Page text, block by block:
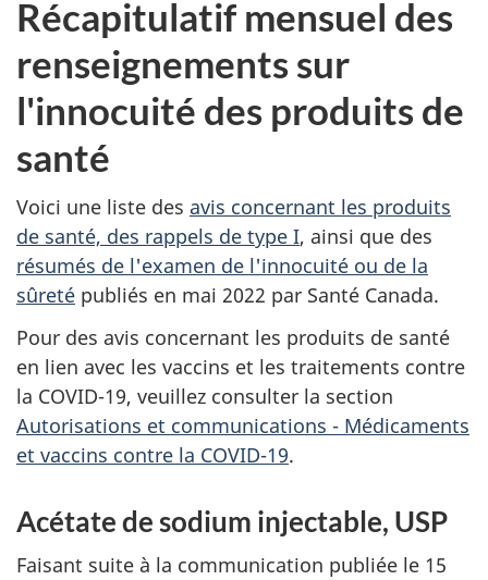
Récapitulatif mensuel des
renseignements sur
l'innocuité des produits de
santé
Voici une liste des avis concernant les produits
de santé, des rappels de type I, ainsi que des
résumés de l'examen de l'innocuité ou de la
sûreté publiés en mai 2022 par Santé Canada.
Pour des avis concernant les produits de santé
en lien avec les vaccins et les traitements contre
la COVID-19, veuillez consulter la section
Autorisations et communications - Médicaments
et vaccins contre la COVID-19.
Acétate de sodium injectable, USP
Faisant suite à la communication publiée le 15